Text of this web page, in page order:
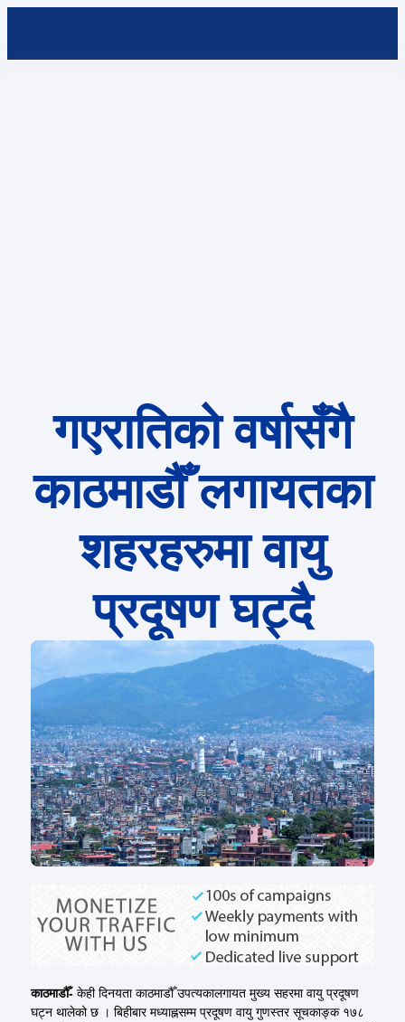
गएरातिको वर्षासँगै
काठमाडौँ लगायतका
शहरहरुमा वायु
प्रदूषण घट्दै
काठमाडौँ-केहीदिनयता काठमाडौँ उपत्यकालगायतमुख्य सहरमा वायु प्रदूषण
घट्न थालेको छ । बिहीबारमध्याह्नसम्म प्रदूषण वायु गुणस्तर सूचकाङ्क १७८